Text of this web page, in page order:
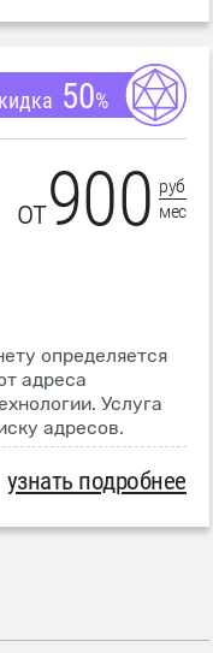
50%
от900 руб
мес
определяется
адреса
Услуга
адресов.
узнать подробнее